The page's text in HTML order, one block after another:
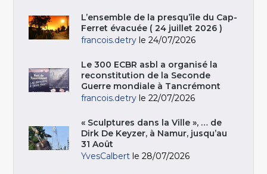
L’ensemble de la presqu’île du Cap-
Ferret évacuée ( 24 juillet 2026 )
francois.detry le 24/07/2026
Le 300 ECBR asbl a organisé la
reconstitution de la Seconde
Guerre mondiale à Tancrémont
francois.detry le 22/07/2026
« Sculptures dans la Ville », … de
Dirk De Keyzer, à Namur, jusqu’au
31 Août
YvesCalbert le 28/07/2026